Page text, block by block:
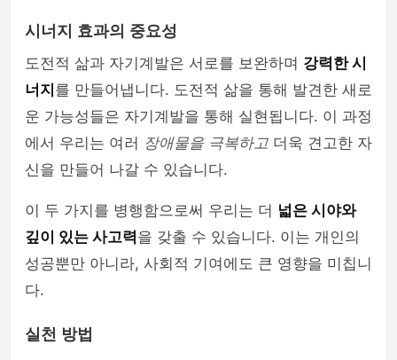
시너지 효과의 중요성
도전적 삶과 자기계발은 서로를 보완하며 강력한 시
너지 를 만들어냅니다. 도전적 삶을 통해 발견한 새로
운 가능성들은 자기계발을 통해 실현됩니다. 이 과정
에서 우리는 여러 장애물을 극복하고 더욱 견고한 자
신을 만들어 나갈 수 있습니다.
이 두 가지를 병행함으로써 우리는 더 넓은 시야와
깊이 있는 사고력을 갖출 수 있습니다. 이는 개인의
성공뿐만 아니라, 사회적 기여에도 큰 영향을 미칩니
다.
실천 방법